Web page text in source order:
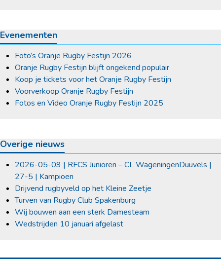
Evenementen
Foto’s Oranje Rugby Festijn 2026
Oranje Rugby Festijn blijft ongekend populair
Koop je tickets voor het Oranje Rugby Festijn
Voorverkoop Oranje Rugby Festijn
Fotos en Video Oranje Rugby Festijn 2025
Overige nieuws
2026-05-09 | RFCS Junioren – CL WageningenDuuvels |
27-5 | Kampioen
Drijvend rugbyveld op het Kleine Zeetje
Turven van Rugby Club Spakenburg
Wij bouwen aan een sterk Damesteam
Wedstrijden 10 januari afgelast